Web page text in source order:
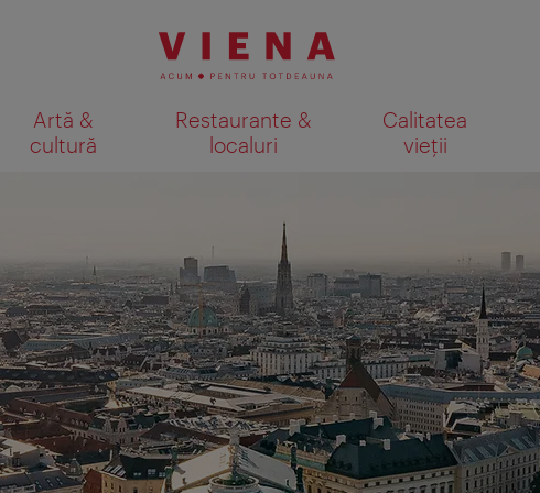
Artă &
cultură
Restaurante &
localuri
Calitatea
vieții